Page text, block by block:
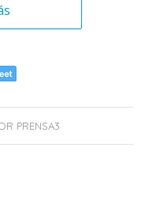
PRENSA3